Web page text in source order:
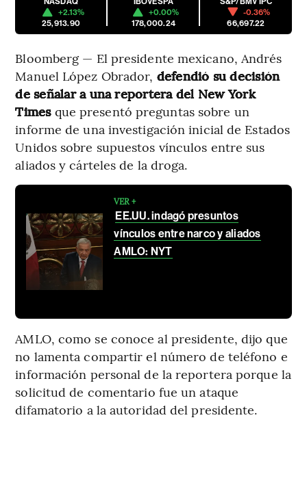
+2.13%
25,913.90
+0.00%
178,000.24
-0.36%
66,697.22
Bloomberg — El presidente mexicano, Andrés
Manuel López Obrador, defendió su decisión
de señalar a una reportera del New York
Timesque presentó preguntas sobre un
informe de una investigación inicial de Estados
Unidos sobre supuestos vínculos entre sus
aliados y cárteles de la droga.
VER +
EE.UU. indagó presuntos
vínculos entre narco y aliados
AMLO: NYT
AMLO, como se conoce al presidente, dijo que
no lamenta compartir el número de teléfono e
información personal de la reportera porque la
solicitud de comentario fue un ataque
difamatorio a la autoridad del presidente.